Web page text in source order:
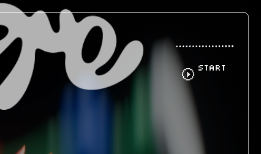
START